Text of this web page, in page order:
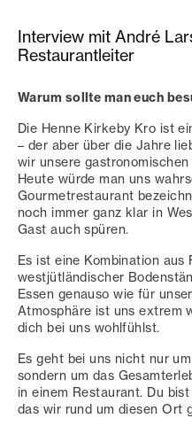
Interview mit André
Restaurantleiter
Warum sollte man euch
Die Henne Kirkeby Kro ist
– der aber über die Jahre
wir unsere
Heute würde man uns
Gourmetrestaurant
noch immer ganz klar in
Gast auch spüren.
Es ist eine Kombination aus
westjütländischer
Essen genauso wie für
Atmosphäre ist uns extrem
dich bei uns wohlfühlst.
Es geht bei uns nicht nur
sondern um das
in einem Restaurant. Du
das wir rund um diesen Ort